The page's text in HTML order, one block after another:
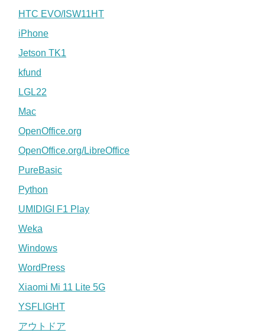
HTC EVO/ISW11HT
iPhone
Jetson TK1
kfund
LGL22
Mac
OpenOffice.org
OpenOffice.org/LibreOffice
PureBasic
Python
UMIDIGI F1 Play
Weka
Windows
WordPress
Xiaomi Mi 11 Lite 5G
YSFLIGHT
アウトドア